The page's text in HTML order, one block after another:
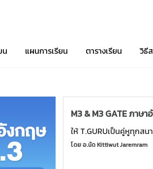
น แผนการเรียน ตารางเรียน วิธี
M3 & M3 GATE ภาษ
ให้ T.GURUเป็นคู่หูทุกสน
โดยอ.นัด Kittiwut Jarernram